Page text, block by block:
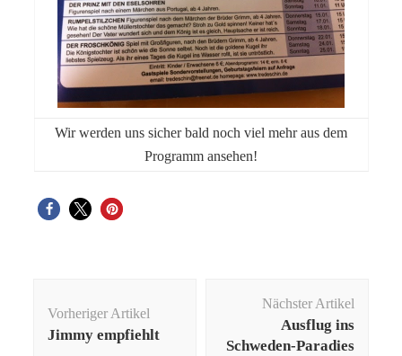
Wir werden uns sicher bald noch viel mehr aus dem
Programm ansehen!
Vorheriger Artikel
Jimmy empfiehlt
Nächster Artikel
Ausflug ins
Schweden-Paradies